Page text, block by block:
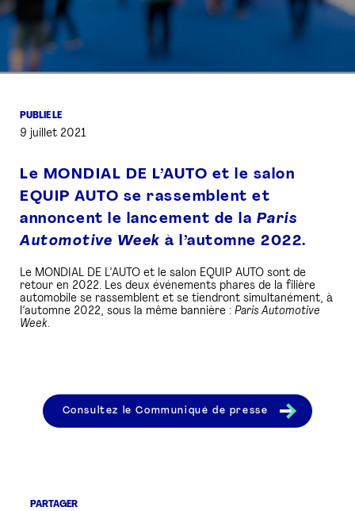
ACTUALITÉS
PRESSE
PUBLIÉ LE
9 juillet 2021
Le MONDIAL DE L’AUTO et le salon
EQUIP AUTO se rassemblent et
annoncent le lancement de la Paris
Automotive Week à l’automne 2022.
Le MONDIAL DE L’AUTO et le salon EQUIP AUTO sont de
retour en 2022. Les deux événements phares de la filière
automobile se rassemblent et se tiendront simultanément, à
l’automne 2022, sous la même bannière : Paris Automotive
Week.
Consultez le Communiqué de presse
PARTAGER